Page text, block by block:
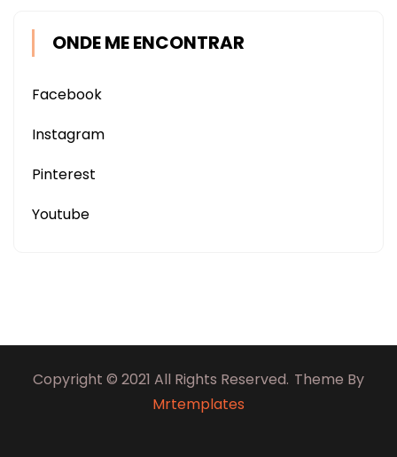
ONDE ME ENCONTRAR
Facebook
Instagram
Pinterest
Youtube
Copyright © 2021 All Rights Reserved. Theme By
Mrtemplates